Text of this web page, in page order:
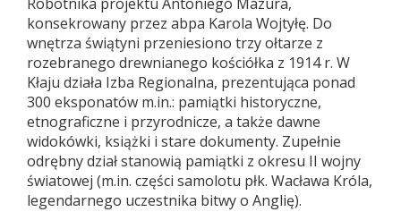
konsekrowany przez abpa Karola Wojtyłę. Do
wnętrza świątyni przeniesiono trzy ołtarze z
rozebranego drewnianego kościółka z 1914 r. W
Kłaju działa Izba Regionalna, prezentująca ponad
300 eksponatów m.in.: pamiątki historyczne,
etnograficzne i przyrodnicze, a także dawne
widokówki, książki i stare dokumenty. Zupełnie
odrębny dział stanowią pamiątki z okresu II wojny
światowej (m.in. części samolotu płk. Wacława Króla,
legendarnego uczestnika bitwy o Anglię).